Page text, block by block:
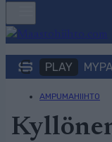
PLAY
AMPUMAHIIHTO